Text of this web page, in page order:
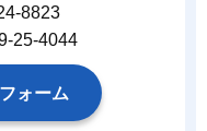
8823
25-4044
ォーム